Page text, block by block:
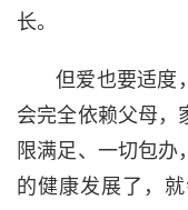
长。
但爱也要适度
会完全依赖父母，
限满足、一切包办
的健康发展了，